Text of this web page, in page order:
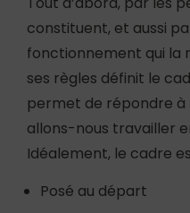
constituent, et aussi
fonctionnement qui la
ses règles définit le
permet de répondre à
allons-nous travailler
Idéalement, le cadre
Posé au départ